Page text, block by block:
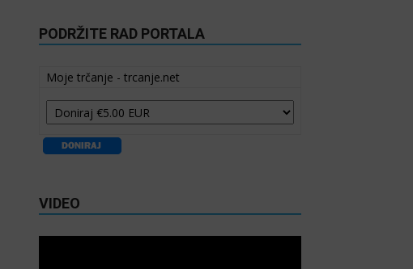
PODRŽITE RAD PORTALA
Moje trčanje - trcanje.net
VIDEO